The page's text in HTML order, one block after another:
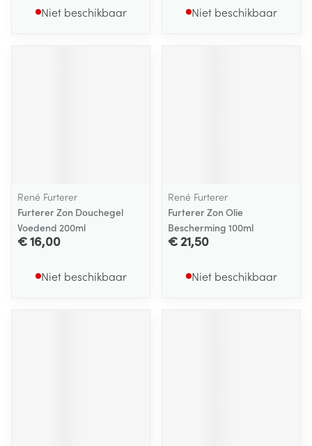
Niet beschikbaar Niet beschikbaar
René Furterer
Furterer Zon Douchegel
Voedend 200ml
€ 16,00
Niet beschikbaar
René Furterer
Furterer Zon Olie
Bescherming 100ml
€ 21,50
Niet beschikbaar